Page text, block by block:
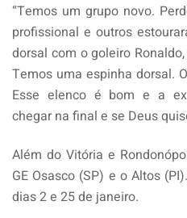
“Temos um grupo novo.
profissional e outros
dorsal com o goleiro
Temos uma espinha dorsal.
Esse elenco é bom e a
chegar na final e se Deus
Além do Vitória e
GE Osasco (SP) e o Altos
dias 2 e 25 de janeiro.